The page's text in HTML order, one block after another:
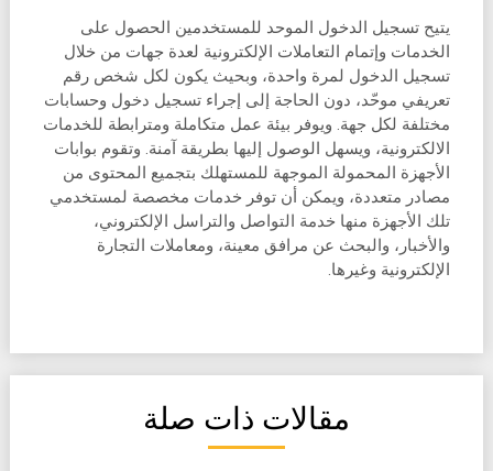
يتيح تسجيل الدخول الموحد للمستخدمين الحصول على
الخدمات وإتمام التعاملات الإلكترونية لعدة جهات من خلال
تسجيل الدخول لمرة واحدة، وبحيث يكون لكل شخص رقم
تعريفي موحّد، دون الحاجة إلى إجراء تسجيل دخول وحسابات
مختلفة لكل جهة. ويوفر بيئة عمل متكاملة ومترابطة للخدمات
الالكترونية، ويسهل الوصول إليها بطريقة آمنة. وتقوم بوابات
الأجهزة المحمولة الموجهة للمستهلك بتجميع المحتوى من
مصادر متعددة، ويمكن أن توفر خدمات مخصصة لمستخدمي
تلك الأجهزة منها خدمة التواصل والتراسل الإلكتروني،
والأخبار، والبحث عن مرافق معينة، ومعاملات التجارة
الإلكترونية وغيرها.
مقالات ذات صلة